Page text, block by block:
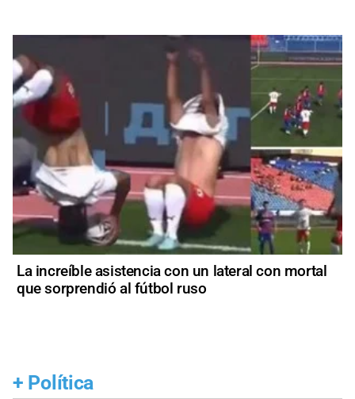
La increíble asistencia con un lateral con mortal
que sorprendió al fútbol ruso
+ Política